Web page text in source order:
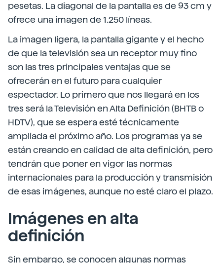
pesetas. La diagonal de la pantalla es de 93 cm y
ofrece una imagen de 1.250 líneas.
La imagen ligera, la pantalla gigante y el hecho
de que la televisión sea un receptor muy fino
son las tres principales ventajas que se
ofrecerán en el futuro para cualquier
espectador. Lo primero que nos llegará en los
tres será la Televisión en Alta Definición (BHTB o
HDTV), que se espera esté técnicamente
ampliada el próximo año. Los programas ya se
están creando en calidad de alta definición, pero
tendrán que poner en vigor las normas
internacionales para la producción y transmisión
de esas imágenes, aunque no esté claro el plazo.
Imágenes en alta
definición
Sin embargo, se conocen algunas normas